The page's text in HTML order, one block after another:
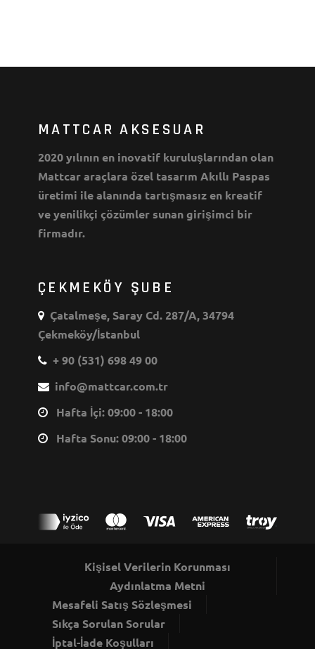
MATTCAR AKSESUAR
2020 yılının en inovatif kuruluşlarından olan
Mattcar araçlara özel tasarım Akıllı Paspas
üretimi ile alanında tartışmasız en kreatif
ve yenilikçi çözümler sunan girişimci bir
firmadır.
ÇEKMEKÖY ŞUBE
Çatalmeşe, Saray Cd. 287/A, 34794
Çekmeköy/İstanbul
+ 90 (531) 698 49 00
info@mattcar.com.tr
Hafta İçi: 09:00 - 18:00
Hafta Sonu: 09:00 - 18:00
Kişisel Verilerin Korunması
Aydınlatma Metni
Mesafeli Satış Sözleşmesi
Sıkça Sorulan Sorular
İptal-İade Koşulları